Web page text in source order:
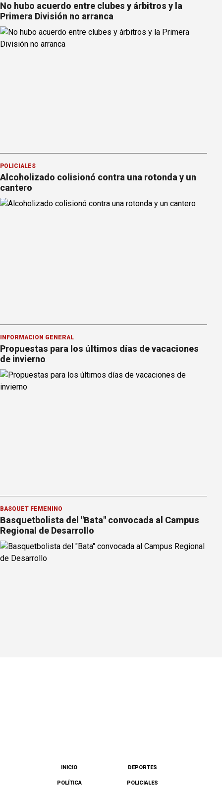
No hubo acuerdo entre clubes y árbitros y la
Primera División no arranca
POLICIALES
Alcoholizado colisionó contra una rotonda y un
cantero
INFORMACION GENERAL
Propuestas para los últimos días de vacaciones
de invierno
BÁSQUET FEMENINO
Basquetbolista del "Bata" convocada al Campus
Regional de Desarrollo
INICIO DEPORTES
POLÍTICA POLICIALES